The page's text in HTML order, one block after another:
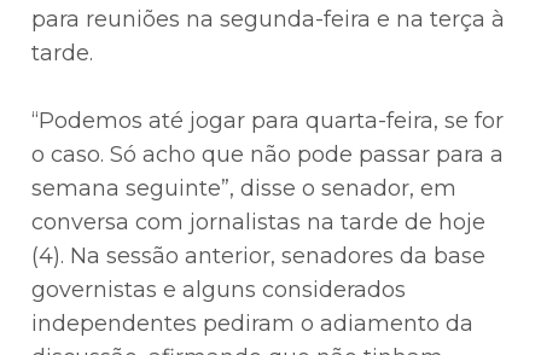
para reuniões na segunda-feira e na terça à
tarde.
“Podemos até jogar para quarta-feira, se for
o caso. Só acho que não pode passar para a
semana seguinte”, disse o senador, em
conversa com jornalistas na tarde de hoje
(4). Na sessão anterior, senadores da base
governistas e alguns considerados
independentes pediram o adiamento da